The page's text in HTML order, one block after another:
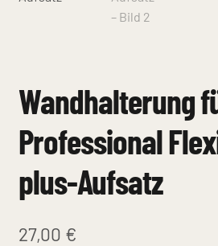
Wandhalterung
Professional
plus-Aufsatz
27,00 €